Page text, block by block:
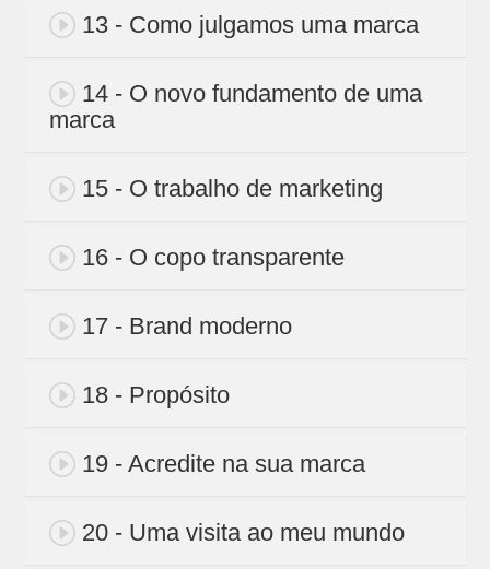
13 - Como julgamos uma marca
14 - O novo fundamento de uma
marca
15 - O trabalho de marketing
16 - O copo transparente
17 - Brand moderno
18 - Propósito
19 - Acredite na sua marca
20 - Uma visita ao meu mundo